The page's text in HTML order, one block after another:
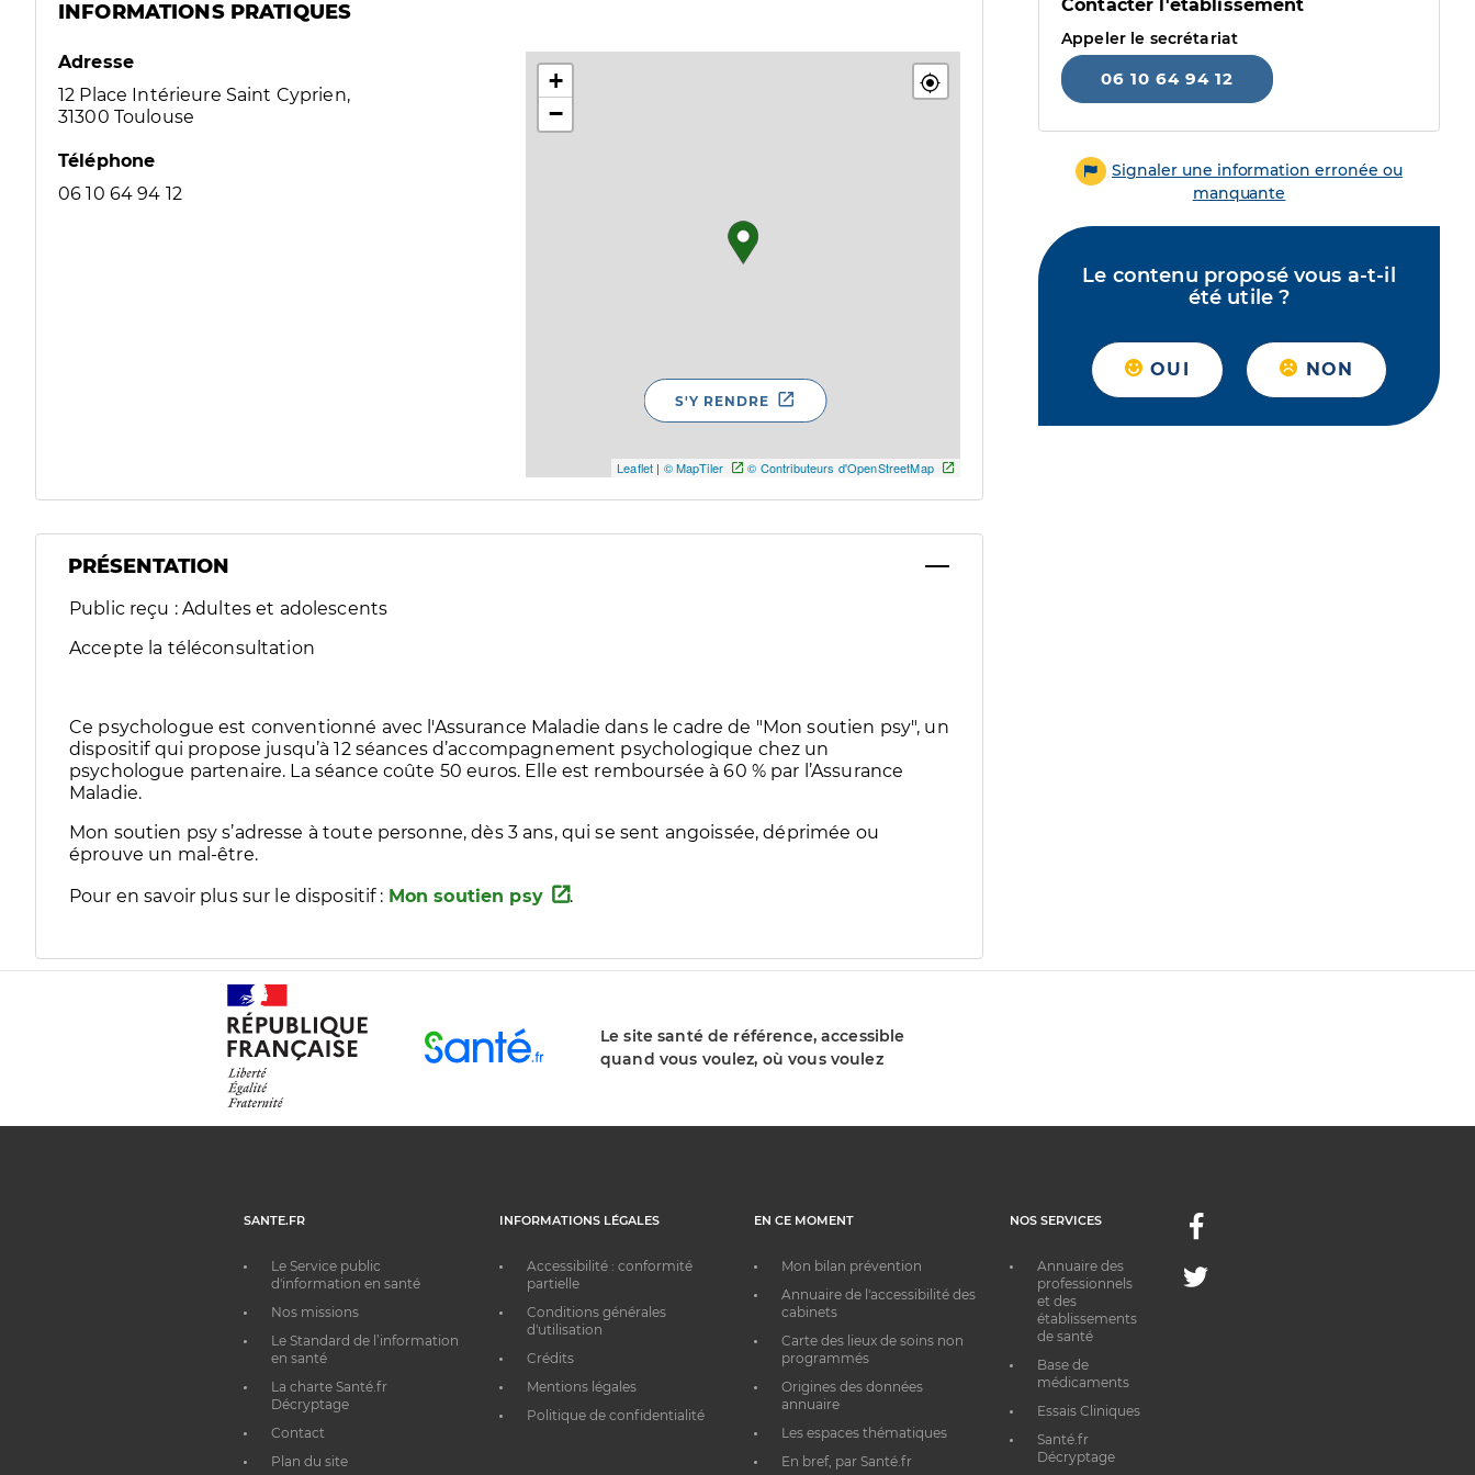
INFORMATIONS PRATIQUES
Adresse
12 Place Intérieure Saint Cyprien,
31300 Toulouse
Téléphone
06 10 64 94 12
+
−
Leaflet | © MapTiler © Contributeurs d'OpenStreetMap
S'Y RENDRE
PRÉSENTATION
Public reçu : Adultes et adolescents
Accepte la téléconsultation
Ce psychologue est conventionné avec l'Assurance Maladie dans le cadre de "Mon soutien psy", un
dispositif qui propose jusqu’à 12 séances d’accompagnement psychologique chez un
psychologue partenaire. La séance coûte 50 euros. Elle est remboursée à 60 % par l’Assurance
Maladie.
Mon soutien psy s’adresse à toute personne, dès 3 ans, qui se sent angoissée, déprimée ou
éprouve un mal-être.
Pour en savoir plus sur le dispositif : Mon soutien psy .
Contacter l'établissement
Appeler le secrétariat
06 10 64 94 12
Signaler une information erronée ou
manquante
Le contenu proposé vous a-t-il
été utile ?
OUI NON
Le site santé de référence, accessible
quand vous voulez, où vous voulez
SANTE.FR
Le Service public
d'information en santé
Nos missions
Le Standard de l’information
en santé
La charte Santé.fr
Décryptage
Contact
Plan du site
INFORMATIONS LÉGALES
Accessibilité : conformité
partielle
Conditions générales
d'utilisation
Crédits
Mentions légales
Politique de confidentialité
EN CE MOMENT
Mon bilan prévention
Annuaire de l'accessibilité des
cabinets
Carte des lieux de soins non
programmés
Origines des données
annuaire
Les espaces thématiques
En bref, par Santé.fr
NOS SERVICES
Annuaire des
professionnels
et des
établissements
de santé
Base de
médicaments
Essais Cliniques
Santé.fr
Décryptage
Facebook
Twitter